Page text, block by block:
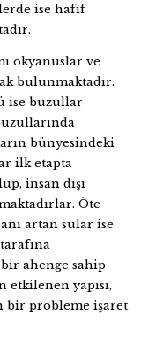
ise hafif
okyanuslar ve
bulunmaktadır.
ise buzullar
bünyesindeki
ilk etapta
insan dışı
Öte
artan sular ise
bir ahenge sahip
yapısı,
bir probleme işaret